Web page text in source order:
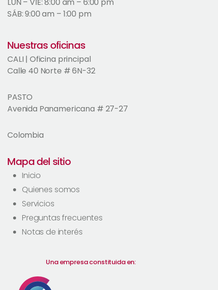
SÁB: 9:00 am – 1:00 pm
Nuestras oficinas
CALI | Oficina principal
Calle 40 Norte # 6N-32
PASTO
Avenida Panamericana # 27-27
Colombia
Mapa del sitio
Inicio
Quienes somos
Servicios
Preguntas frecuentes
Notas de interés
Una empresa constituida en: